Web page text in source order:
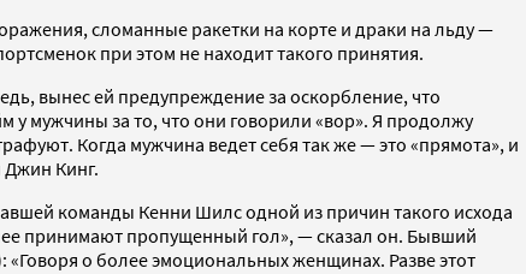
сломанные ракетки на корте и драки на льду —
при этом не находит такого принятия.
вынес ей предупреждение за оскорбление, что
у мужчины за то, что они говорили «вор». Я продолжу
Когда мужчина ведет себя так же — это «прямота», и
Джин Кинг.
команды Кенни Шилс одной из причин такого исхода
принимают пропущенный гол», — сказал он. Бывший
«Говоря о более эмоциональных женщинах. Разве этот